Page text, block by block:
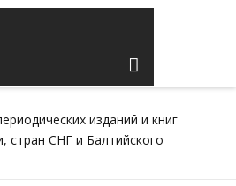
изданий и книг
стран СНГ и Балтийского